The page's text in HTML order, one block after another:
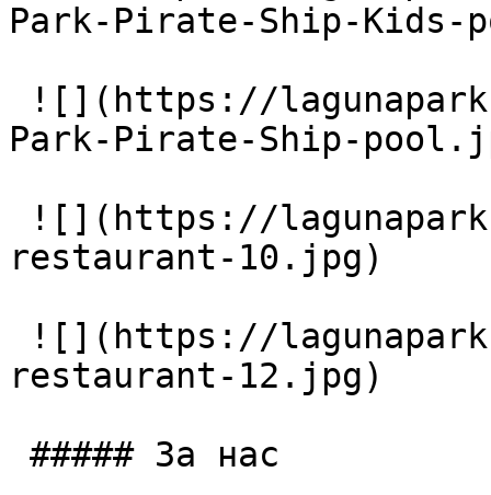
Park-Pirate-Ship-Kids-
Park-Pirate-Ship-
restaurant-10.jpg)
restaurant-12.jpg)